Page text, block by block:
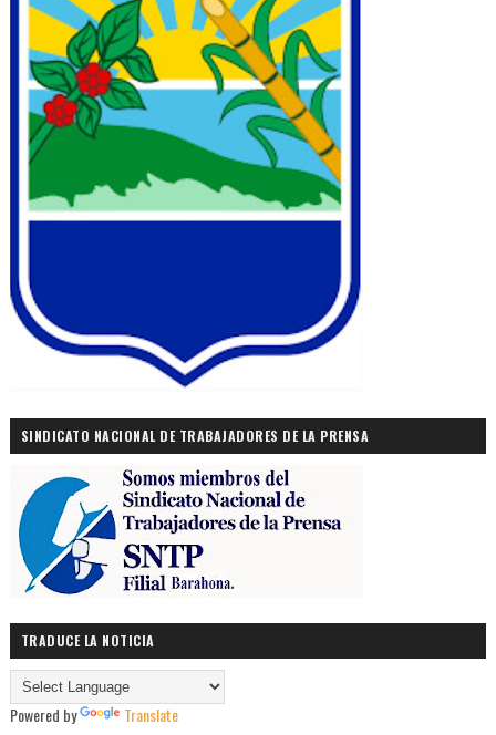
SINDICATO NACIONAL DE TRABAJADORES DE LA PRENSA
TRADUCE LA NOTICIA
Powered by Translate